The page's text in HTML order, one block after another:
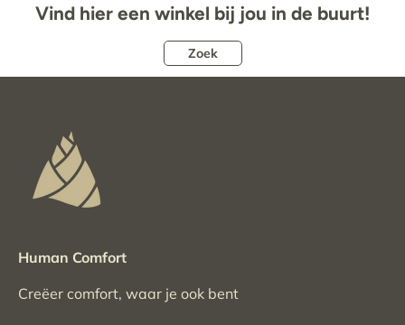
Vind hier een winkel bij jou in de buurt!
Zoek
Human Comfort
Creëer comfort, waar je ook bent